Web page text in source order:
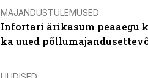
MAJANDUSTULEMUSED
Infortari ärikasum peaaegu
ka uued